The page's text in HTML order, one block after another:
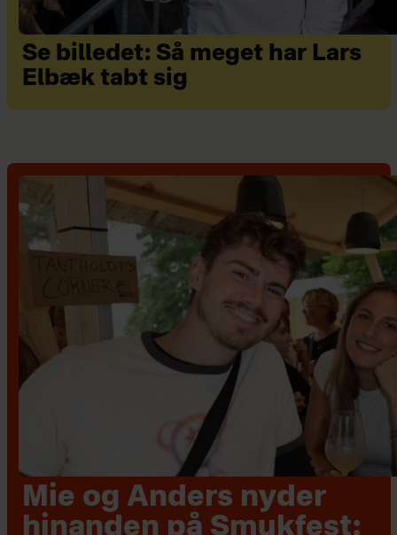
Se billedet: Så meget har Lars
Elbæk tabt sig
Mie og Anders nyder
hinanden på Smukfest: